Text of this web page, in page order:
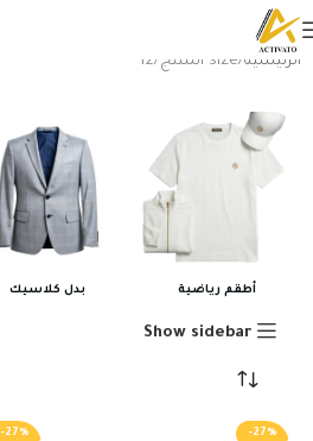
الرئيسية size المنتج 12
أطقم رياضية بدل كلاسيك
Show sidebar
-27%
-27%